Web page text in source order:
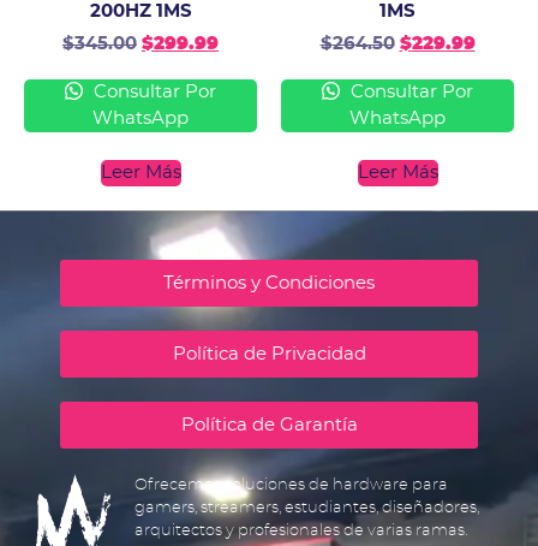
200HZ 1MS
$345.00 $299.99
Consultar Por
WhatsApp
Leer Más
1MS
$264.50 $229.99
Consultar Por
WhatsApp
Leer Más
Términos y Condiciones
Política de Privacidad
Política de Garantía
Ofrecemos soluciones de hardware para
gamers, streamers, estudiantes, diseñadores,
arquitectos y profesionales de varias ramas.